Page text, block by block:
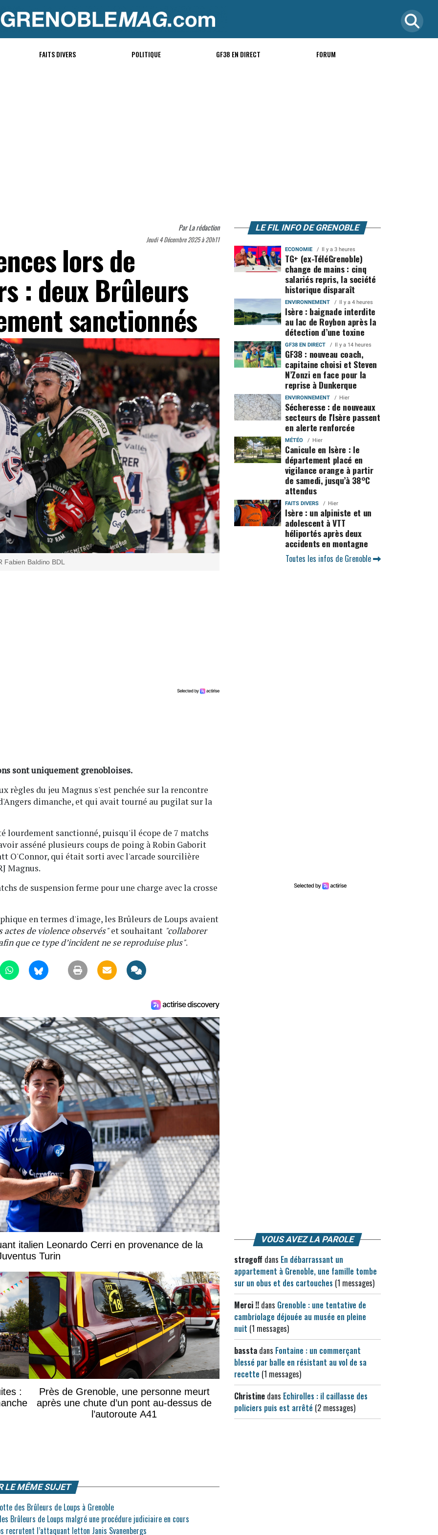
FAITS DIVERS POLITIQUE GF38 EN DIRECT FORUM
ParLa rédaction
Jeudi 4 Décembre 2025 à 20h11
lors de
: deux Brûleurs
sanctionnés
Fabien Baldino BDL
sont uniquement grenobloises.
règles du jeu Magnus s'est penchée sur la rencontre
dimanche, et qui avait tourné au pugilat sur la
lourdement sanctionné, puisqu'il écope de 7 matchs
asséné plusieurs coups de poing à Robin Gaborit
O'Connor, qui était sorti avec l'arcade sourcilière
Magnus.
de suspension ferme pour une charge avec la crosse
en termes d'image, les Brûleurs de Loups avaient
de violence observés"et souhaitant "collaborer
que ce type d’incident ne se reproduise plus".
italien Leonardo Cerri en provenance de la
Turin
:
Près de Grenoble, une personne meurt
après une chute d’un pont au-dessus de
l’autoroute A41
LE MÊME SUJET
des Brûleurs de Loups à Grenoble
Brûleurs de Loups malgré une procédure judiciaire en cours
recrutent l’attaquant letton Janis Svanenbergs
LE FIL INFO DE GRENOBLE
ECONOMIE Il y a 3 heures
TG+ (ex-TéléGrenoble)
change de mains : cinq
salariés repris, la société
historique disparaît
ENVIRONNEMENT Il y a 4 heures
Isère : baignade interdite
au lac de Roybon après la
détection d’une toxine
GF38 EN DIRECT Il y a 14 heures
GF38 : nouveau coach,
capitaine choisi et Steven
N’Zonzi en face pour la
reprise à Dunkerque
ENVIRONNEMENT Hier
Sécheresse : de nouveaux
secteurs de l'Isère passent
en alerte renforcée
MÉTÉO Hier
Canicule en Isère : le
département placé en
vigilance orange à partir
de samedi, jusqu’à 38°C
attendus
FAITS DIVERS Hier
Isère : un alpiniste et un
adolescent à VTT
héliportés après deux
accidents en montagne
Toutes les infos de Grenoble
VOUS AVEZ LA PAROLE
strogoff dans En débarrassant un
appartement à Grenoble, une famille tombe
sur un obus et des cartouches (1 messages)
Merci !! dans Grenoble : une tentative de
cambriolage déjouée au musée en pleine
nuit (1 messages)
bassta dans Fontaine : un commerçant
blessé par balle en résistant au vol de sa
recette (1 messages)
Christine dans Echirolles : il caillasse des
policiers puis est arrêté (2 messages)